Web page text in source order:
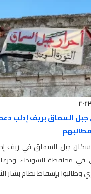
السماق بريف إدلب
جبل السماق في ريف
في محافظة السويداء
وطالبوا بإسقاط نظام بشار